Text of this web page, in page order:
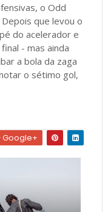
o Odd
que levou o
do acelerador e
- mas ainda
a bola da zaga
o sétimo gol,
Google+